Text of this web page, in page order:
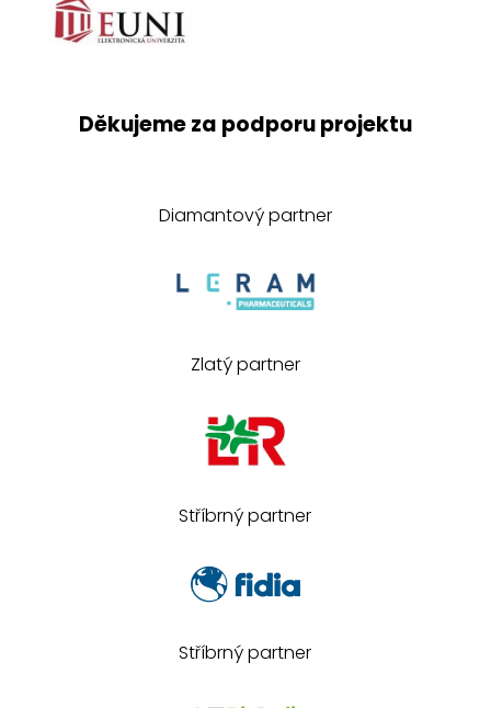
Děkujeme za podporu projektu
Diamantový partner
Zlatý partner
Stříbrný partner
Stříbrný partner